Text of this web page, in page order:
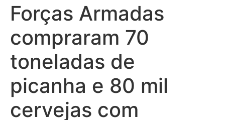
Forças Armadas
compraram 70
toneladas de
picanha e 80 mil
cervejas com